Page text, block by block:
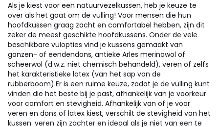
Als je kiest voor een natuurvezelkussen, heb je keuze te
over als het gaat om de vulling! Voor mensen die hun
hoofdkussen graag zacht en comfortabel hebben, zijn dit
zeker de meest geschikte hoofdkussens. Onder de vele
beschikbare vulopties vind je kussens gemaakt van
ganzen- of eendendons, antieke Arles merinowol of
scheerwol (d.w.z. niet chemisch behandeld), veren of zelfs
het karakteristieke latex (van het sap van de
rubberboom).Er is een ruime keuze, zodat je de vulling kunt
vinden die het beste bij je past, afhankelijk van je voorkeur
voor comfort en stevigheid. Afhankelijk van of je voor
veren en dons of latex kiest, verschilt de stevigheid van het
kussen: veren zijn zachter en ideaal als je niet van een te